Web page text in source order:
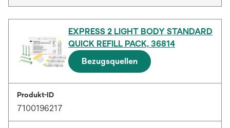
EXPRESS 2 LIGHT BODY STANDARD
QUICK REFILL PACK, 36814
Bezugsquellen
Produkt-ID
7100196217